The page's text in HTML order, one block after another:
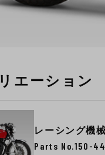
エーション
レーシング機
Parts No.150-